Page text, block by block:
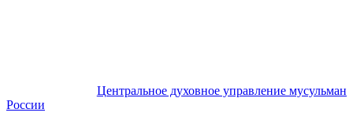
Центральное духовное управление мусульман
России